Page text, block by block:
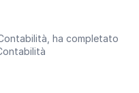
ha completato